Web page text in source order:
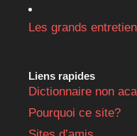
Les grands
Liens rapides
Dictionnaire non
Pourquoi ce site?